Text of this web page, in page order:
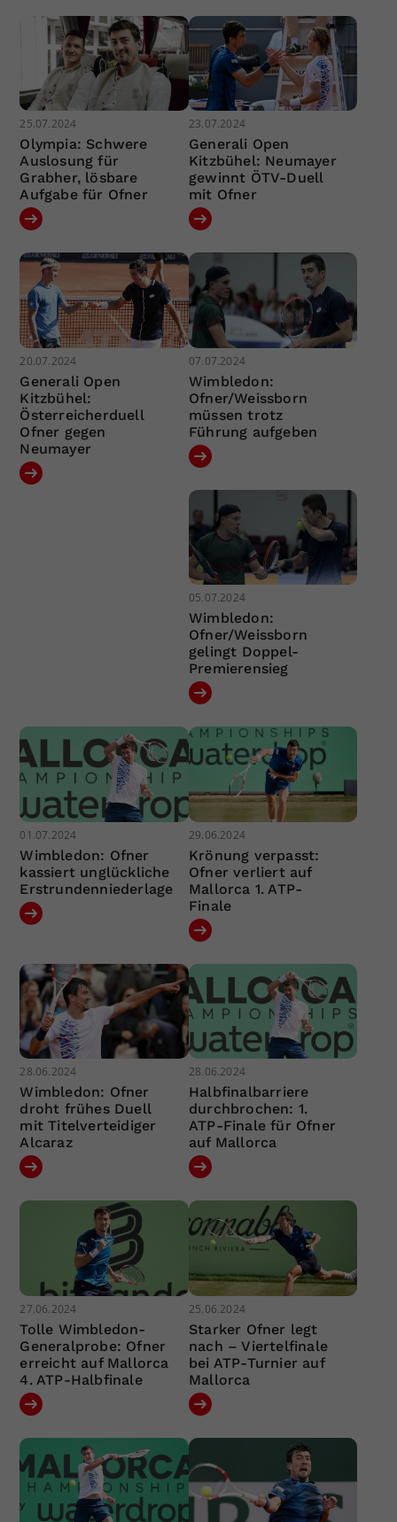
25.07.2024
Olympia: Schwere
Auslosung für
Grabher, lösbare
Aufgabe für Ofner
23.07.2024
Generali Open
Kitzbühel: Neumayer
gewinnt ÖTV-Duell
mit Ofner
20.07.2024
Generali Open
Kitzbühel:
Österreicherduell
Ofner gegen
Neumayer
07.07.2024
Wimbledon:
Ofner/Weissborn
müssen trotz
Führung aufgeben
05.07.2024
Wimbledon:
Ofner/Weissborn
gelingt Doppel-
Premierensieg
01.07.2024
Wimbledon: Ofner
kassiert unglückliche
Erstrundenniederlage
29.06.2024
Krönung verpasst:
Ofner verliert auf
Mallorca 1. ATP-
Finale
28.06.2024
Wimbledon: Ofner
droht frühes Duell
mit Titelverteidiger
Alcaraz
28.06.2024
Halbfinalbarriere
durchbrochen: 1.
ATP-Finale für Ofner
auf Mallorca
27.06.2024
Tolle Wimbledon-
Generalprobe: Ofner
erreicht auf Mallorca
4. ATP-Halbfinale
25.06.2024
Starker Ofner legt
nach – Viertelfinale
bei ATP-Turnier auf
Mallorca